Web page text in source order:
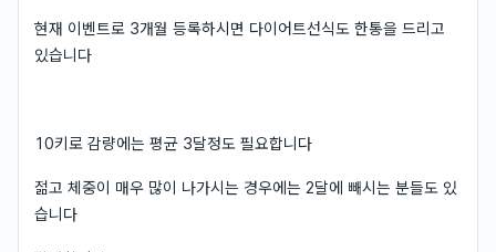
현재 이벤트로 3개월 등록하시면 다이어트선식도 한통을 드리고
있습니다
10키로 감량에는 평균 3달정도 필요합니다
젊고 체중이 매우 많이 나가시는 경우에는 2달에 빼시는 분들도 있
습니다